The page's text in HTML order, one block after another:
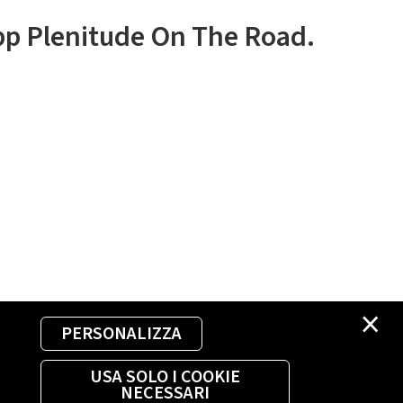
×
PERSONALIZZA
USA SOLO I COOKIE
NECESSARI
Plenitude On The Road.